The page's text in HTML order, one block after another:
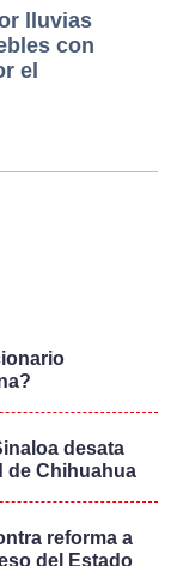
lluvias
con
el
desata
de Chihuahua
reforma a
del Estado